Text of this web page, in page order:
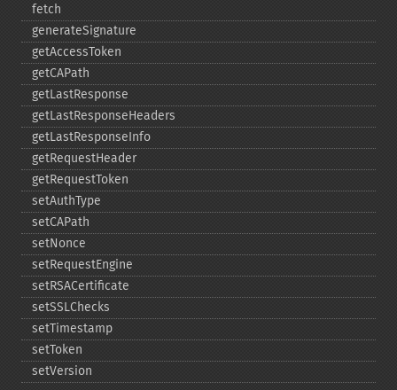
fetch
generateSignature
getAccessToken
getCAPath
getLastResponse
getLastResponseHeaders
getLastResponseInfo
getRequestHeader
getRequestToken
setAuthType
setCAPath
setNonce
setRequestEngine
setRSACertificate
setSSLChecks
setTimestamp
setToken
setVersion